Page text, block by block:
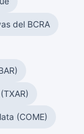
del BCRA
(COME)